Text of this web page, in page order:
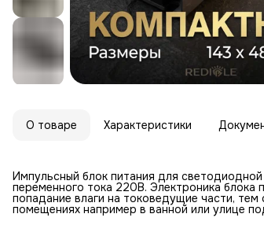
О товаре Характеристики
Импульсный блок питания для
переменного тока 220В. Электроника
попадание влаги на токоведущие части,
помещениях например в ванной или улице